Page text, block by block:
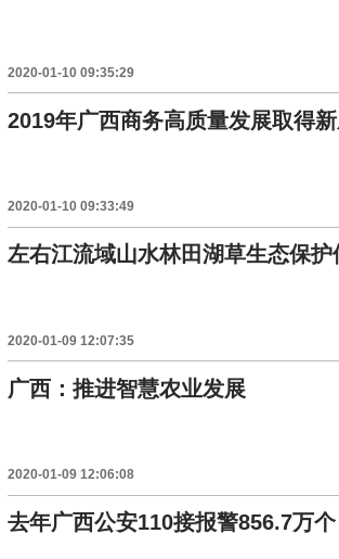
2020-01-10 09:35:29
2019年广西商务高质量发展取得
2020-01-10 09:33:49
左右江流域山水林田湖草生态保护
2020-01-09 12:07:35
广西：推进智慧农业发展
2020-01-09 12:06:08
去年广西公安110接报警856.7万个